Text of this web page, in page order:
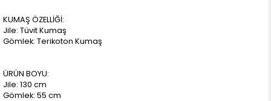
KUMAŞ ÖZELLİĞİ:
Jile: Tüvit Kumaş
Gömlek: Terikoton Kumaş
ÜRÜN BOYU:
Jile: 130 cm
Gömlek: 55 cm